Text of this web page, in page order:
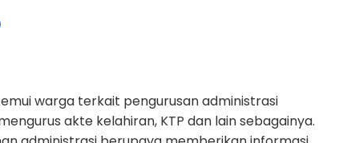
warga terkait pengurusan administrasi
akte kelahiran, KTP dan lain sebagainya.